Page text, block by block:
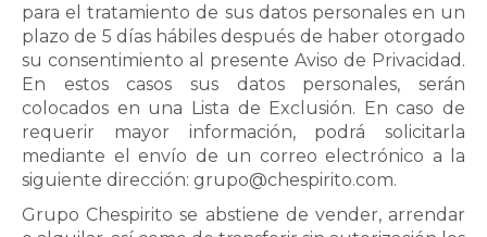
para el tratamiento de sus datos personales en un
plazo de 5 días hábiles después de haber otorgado
su consentimiento al presente Aviso de Privacidad.
En estos casos sus datos personales, serán
colocados en una Lista de Exclusión. En caso de
requerir mayor información, podrá solicitarla
mediante el envío de un correo electrónico a la
siguiente dirección: grupo@chespirito.com.
Grupo Chespirito se abstiene de vender, arrendar